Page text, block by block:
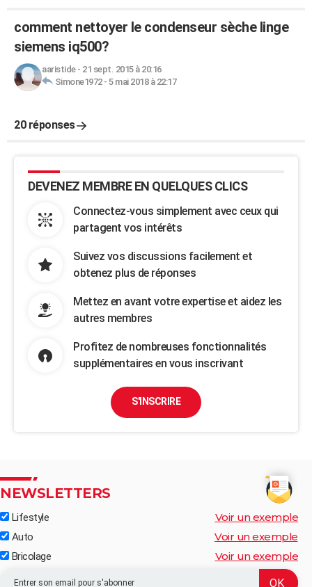
comment nettoyer le condenseur sèche linge
siemens iq500?
aaristide- 21 sept. 2015 à 20:16
Simone1972- 5 mai 2018 à 22:17
20 réponses
DEVENEZ MEMBRE EN QUELQUES CLICS
Connectez-vous simplement avec ceux qui
partagent vos intérêts
Suivez vos discussions facilement et
obtenez plus de réponses
Mettez en avant votre expertise et aidez les
autres membres
Profitez de nombreuses fonctionnalités
supplémentaires en vous inscrivant
S'INSCRIRE
NEWSLETTERS
Lifestyle Voir un exemple
Auto Voir un exemple
Bricolage Voir un exemple